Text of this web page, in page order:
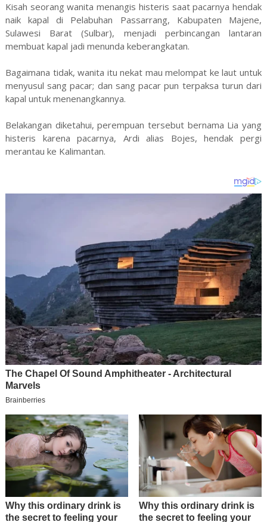
Kisah seorang wanita menangis histeris saat pacarnya hendak
naik kapal di Pelabuhan Passarrang, Kabupaten Majene,
Sulawesi Barat (Sulbar), menjadi perbincangan lantaran
membuat kapal jadi menunda keberangkatan.
Bagaimana tidak, wanita itu nekat mau melompat ke laut untuk
menyusul sang pacar; dan sang pacar pun terpaksa turun dari
kapal untuk menenangkannya.
Belakangan diketahui, perempuan tersebut bernama Lia yang
histeris karena pacarnya, Ardi alias Bojes, hendak pergi
merantau ke Kalimantan.